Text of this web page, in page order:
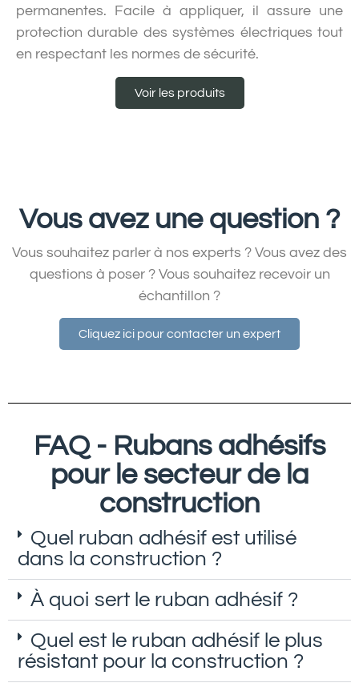
permanentes. Facile à appliquer, il assure une
protection durable des systèmes électriques tout
en respectant les normes de sécurité.
Voir les produits
Vous avez une question ?
Vous souhaitez parler à nos experts ? Vous avez des
questions à poser ? Vous souhaitez recevoir un
échantillon ?
Cliquez ici pour contacter un expert
FAQ - Rubans adhésifs
pour le secteur de la
construction
Quel ruban adhésif est utilisé
dans la construction ?
À quoi sert le ruban adhésif ?
Quel est le ruban adhésif le plus
résistant pour la construction ?